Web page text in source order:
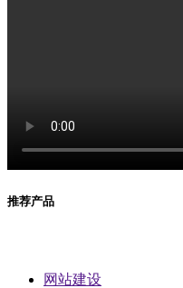
推荐产品
网站建设